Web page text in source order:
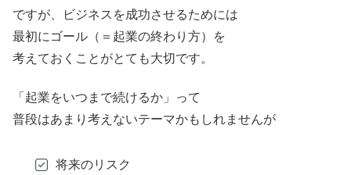
ですが、ビジネスを成功させるためには
最初にゴール（＝起業の終わり方）を
考えておくことがとても大切です。
「起業をいつまで続けるか」って
普段はあまり考えないテーマかもしれませんが
将来のリスク